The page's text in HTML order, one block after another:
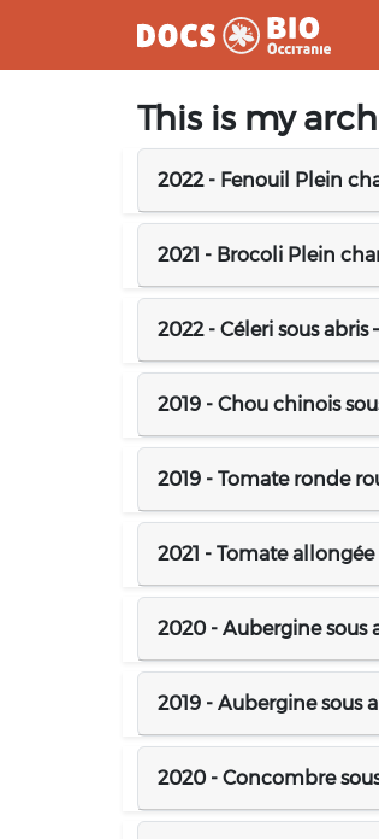
This is my
2022 - Fenouil Plein
2021 - Brocoli Plein
2022 - Céleri sous abris
2019 - Chou chinois
2019 - Tomate ronde
2021 - Tomate
2020 - Aubergine sous
2019 - Aubergine sous
2020 - Concombre